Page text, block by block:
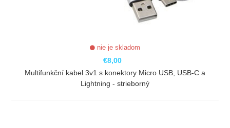
nie je skladom
€8,00
Multifunkční kabel 3v1 s konektory Micro USB, USB-C a
Lightning - strieborný